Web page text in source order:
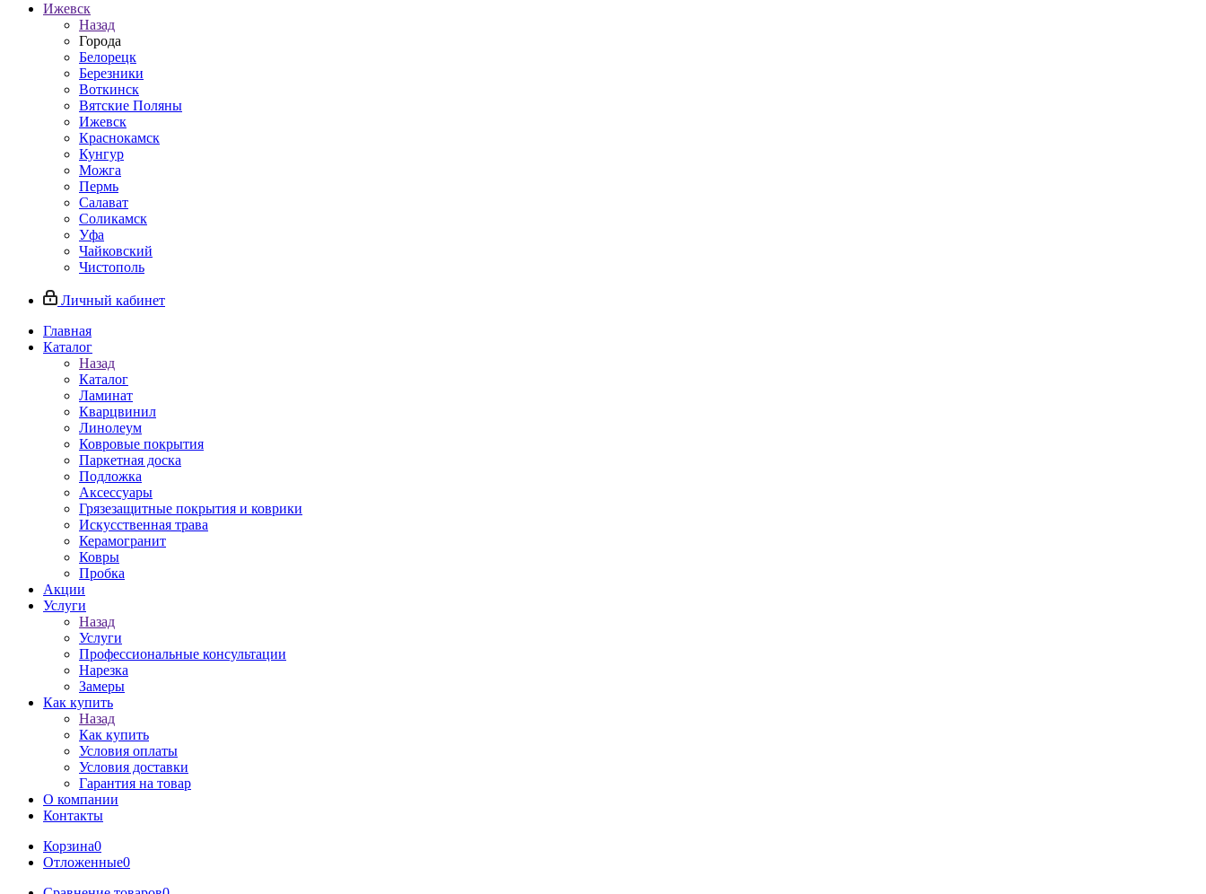
Ижевск
Назад
Города
Белорецк
Березники
Воткинск
Вятские Поляны
Ижевск
Краснокамск
Кунгур
Можга
Пермь
Салават
Соликамск
Уфа
Чайковский
Чистополь
Личный кабинет
Главная
Каталог
Назад
Каталог
Ламинат
Кварцвинил
Линолеум
Ковровые покрытия
Паркетная доска
Подложка
Аксессуары
Грязезащитные покрытия и коврики
Искусственная трава
Керамогранит
Ковры
Пробка
Акции
Услуги
Назад
Услуги
Профессиональные консультации
Нарезка
Замеры
Как купить
Назад
Как купить
Условия оплаты
Условия доставки
Гарантия на товар
О компании
Контакты
Корзина0
Отложенные0